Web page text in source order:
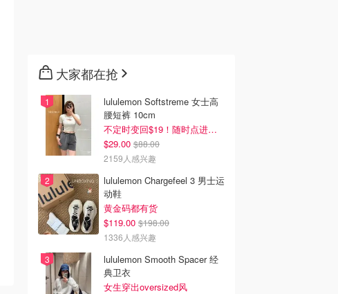
大家都在抢
lululemon Softstreme 女士高
腰短裤 10cm
不定时变回$19！随时点进来看
$29.00 $88.00
2159人感兴趣
lululemon Chargefeel 3 男士运
动鞋
黄金码都有货
$119.00 $198.00
1336人感兴趣
lululemon Smooth Spacer 经
典卫衣
女生穿出oversized风